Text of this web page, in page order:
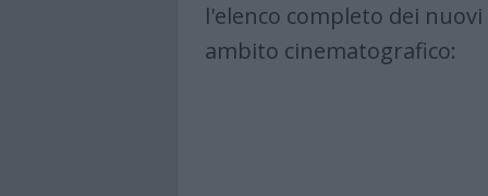
l'elenco completo dei
ambito cinematografico: